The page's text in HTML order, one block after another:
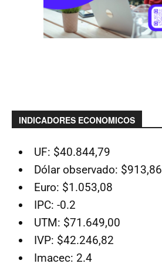
INDICADORES ECONOMICOS
UF: $40.844,79
Dólar observado: $913,86
Euro: $1.053,08
IPC: -0.2
UTM: $71.649,00
IVP: $42.246,82
Imacec: 2.4